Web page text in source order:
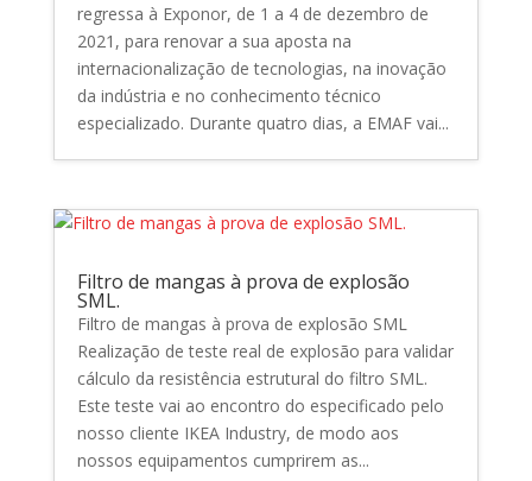
regressa à Exponor, de 1 a 4 de dezembro de
2021, para renovar a sua aposta na
internacionalização de tecnologias, na inovação
da indústria e no conhecimento técnico
especializado. Durante quatro dias, a EMAF vai...
Filtro de mangas à prova de explosão
SML.
Filtro de mangas à prova de explosão SML
Realização de teste real de explosão para validar
cálculo da resistência estrutural do filtro SML.
Este teste vai ao encontro do especificado pelo
nosso cliente IKEA Industry, de modo aos
nossos equipamentos cumprirem as...